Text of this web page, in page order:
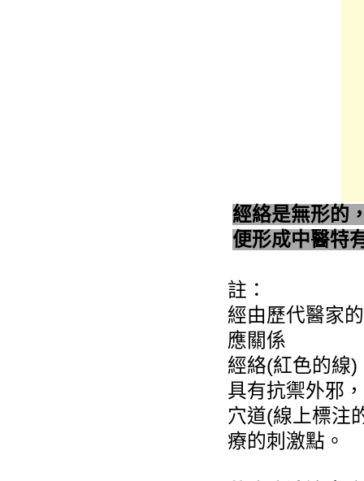
經絡是無形的
便形成中醫特
註：
經由歷代醫家
應關係
經絡(紅色的線
具有抗禦外邪
穴道(線上標注
療的刺激點。